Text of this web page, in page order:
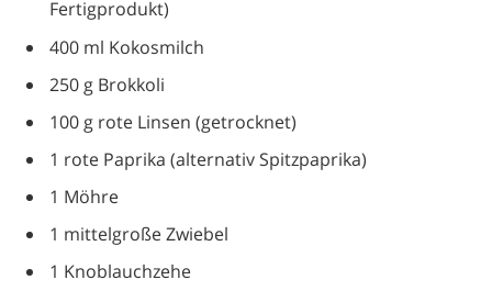
Fertigprodukt)
400 ml Kokosmilch
250 g Brokkoli
100 g rote Linsen (getrocknet)
1 rote Paprika (alternativ Spitzpaprika)
1 Möhre
1 mittelgroße Zwiebel
1 Knoblauchzehe